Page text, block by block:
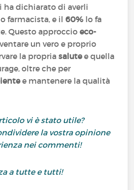
ha dichiarato di averli
farmacista, e il60% lo fa
Questo approccioeco-
un vero e proprio
la propriasalutee quella
oltre che per
e mantenere la qualità
vi è stato utile?
la vostra opinione
nei commenti!
a tutte e tutti!